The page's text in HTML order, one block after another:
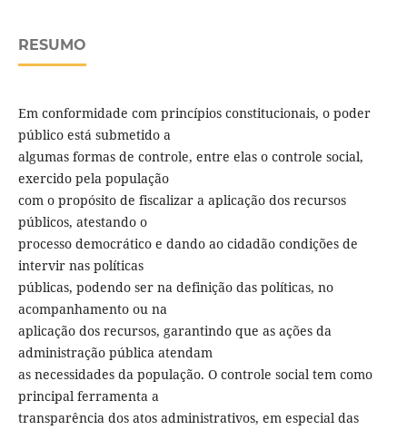
RESUMO
Em conformidade com princípios constitucionais, o poder
público está submetido a
algumas formas de controle, entre elas o controle social,
exercido pela população
com o propósito de fiscalizar a aplicação dos recursos
públicos, atestando o
processo democrático e dando ao cidadão condições de
intervir nas políticas
públicas, podendo ser na definição das políticas, no
acompanhamento ou na
aplicação dos recursos, garantindo que as ações da
administração pública atendam
as necessidades da população. O controle social tem como
principal ferramenta a
transparência dos atos administrativos, em especial das